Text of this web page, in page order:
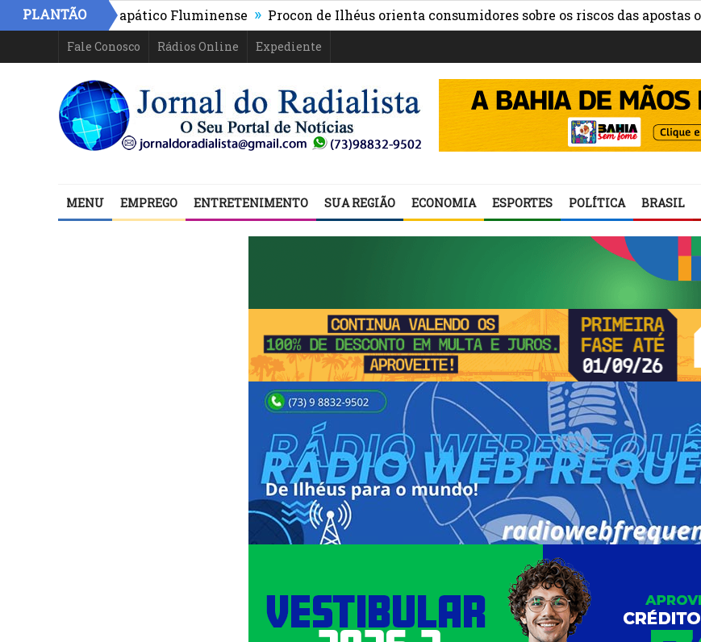
PLANTÃOo apático Fluminense » Procon de Ilhéus orienta consumidores sobre os riscos das apostas on-line
Fale Conosco Rádios Online Expediente
MENU EMPREGO ENTRETENIMENTO SUA REGIÃO ECONOMIA ESPORTES POLÍTICA BRASIL